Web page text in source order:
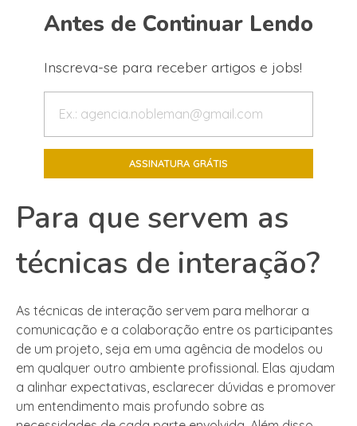
Antes de Continuar Lendo
Inscreva-se para receber artigos e jobs!
Para que servem as
técnicas de interação?
As técnicas de interação servem para melhorar a
comunicação e a colaboração entre os participantes
de um projeto, seja em uma agência de modelos ou
em qualquer outro ambiente profissional. Elas ajudam
a alinhar expectativas, esclarecer dúvidas e promover
um entendimento mais profundo sobre as